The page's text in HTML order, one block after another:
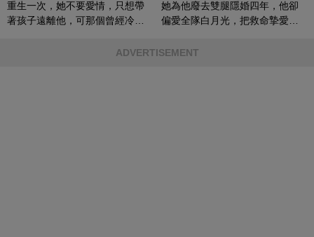
重生一次，她不要愛情，只想帶
著孩子遠離他，可那個曾經冷漠
她為他廢去雙腿隱婚四年，他卻
偏愛全隊白月光，把救命摯愛當
ADVERTISEMENT